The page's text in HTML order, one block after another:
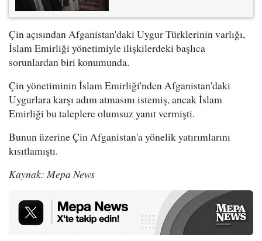
Çin açısından Afganistan'daki Uygur Türklerinin varlığı,
İslam Emirliği yönetimiyle ilişkilerdeki başlıca
sorunlardan biri konumunda.
Çin yönetiminin İslam Emirliği'nden Afganistan'daki
Uygurlara karşı adım atmasını istemiş, ancak İslam
Emirliği bu taleplere olumsuz yanıt vermişti.
Bunun üzerine Çin Afganistan'a yönelik yatırımlarını
kısıtlamıştı.
Kaynak: Mepa News